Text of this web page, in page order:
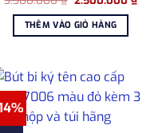
₫.
là:
3.300.000 ₫.
THÊM VÀO GIỎ HÀNG